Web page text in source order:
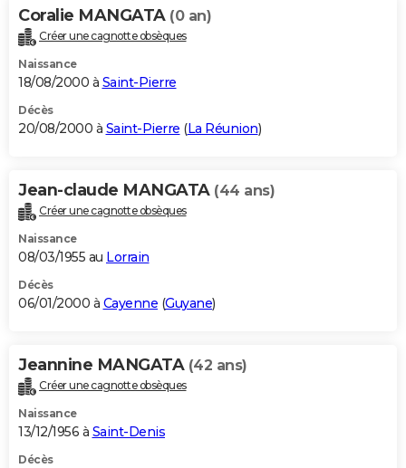
Coralie MANGATA (0 an)
Créer une cagnotte obsèques
Naissance
18/08/2000 à Saint-Pierre
Décès
20/08/2000 à Saint-Pierre (La Réunion)
Jean-claude MANGATA (44 ans)
Créer une cagnotte obsèques
Naissance
08/03/1955 au Lorrain
Décès
06/01/2000 à Cayenne (Guyane)
Jeannine MANGATA (42 ans)
Créer une cagnotte obsèques
Naissance
13/12/1956 à Saint-Denis
Décès